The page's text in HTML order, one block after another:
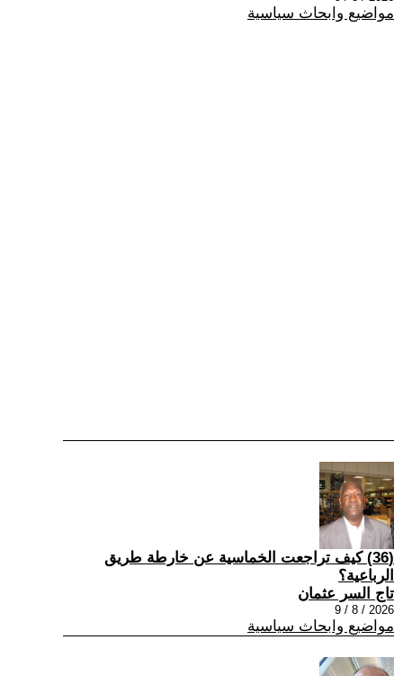
مواضيع وابحاث سياسية
(36) كيف تراجعت الخماسية عن خارطة طريق
الرباعية؟
تاج السر عثمان
2026 / 8 / 9
مواضيع وابحاث سياسية